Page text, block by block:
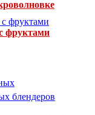
фруктами
блендеров